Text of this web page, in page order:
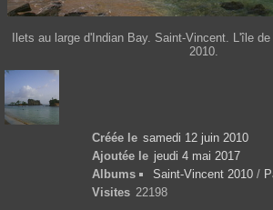
Ilets au large d'Indian Bay. Saint-Vincent. L'île
2010.
Créée le samedi 12 juin 2010
Ajoutée le jeudi 4 mai 2017
Albums
Saint-Vincent 2010 /
Visites 22198